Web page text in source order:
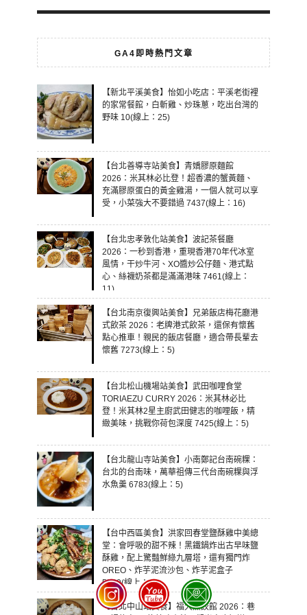
GA4即時熱門文章
【新北平溪美食】怡如小吃店：平溪老街裡
的家常餐館，白斬雞、炒珠蔥，吃出台灣的
野味 10(線上：25)
【台北善導寺站美食】青嬌膠原麵館
2026：米其林必比登！超香濃的蟹黃麵、
充滿膠原蛋白的黃金雞湯，一個人就可以享
受，小菜強大不要錯過 7437(線上：16)
【台北忠孝敦化站美食】波記茶餐廳
2026：一秒到香港，重現香港70年代冰室
風情，干炒牛河、XO醬炒公仔麵、港式點
心、絲襪奶茶都是滿滿港味 7461(線上：
11)
【台北南京復興站美食】兄弟飯店梅花廳港
式飲茶 2026：老牌港式飲茶，還保有懷舊
點心推車！親民的飯店餐廳，適合帶長輩去
懷舊 7273(線上：5)
【台北松山機場站美食】武田咖哩食堂
TORIAEZU CURRY 2026：米其林必比
登！米其林2星主廚武田健志的咖哩飯，精
緻美味，挑戰你荷包深度 7425(線上：5)
【台北龍山寺站美食】小南鄭記台南碗粿：
台北的台南味，萬華祖傳三代台南碗粿與浮
水魚羹 6783(線上：5)
【台中西區美食】洪家回春堂鹽酥雞中美總
堂：會呼吸的甜不辣！黑鐵鍋炸出古早味鹽
酥雞，配上驚豔鮮綠九層塔，還有獨門炸
OREO、炸芋泥流沙包、炸芋泥盒子
5509(線上：4)
【台北中山站美食】福大蒸餃館 2026：巷